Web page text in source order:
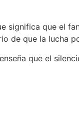
significa que el
de que la lucha
que el